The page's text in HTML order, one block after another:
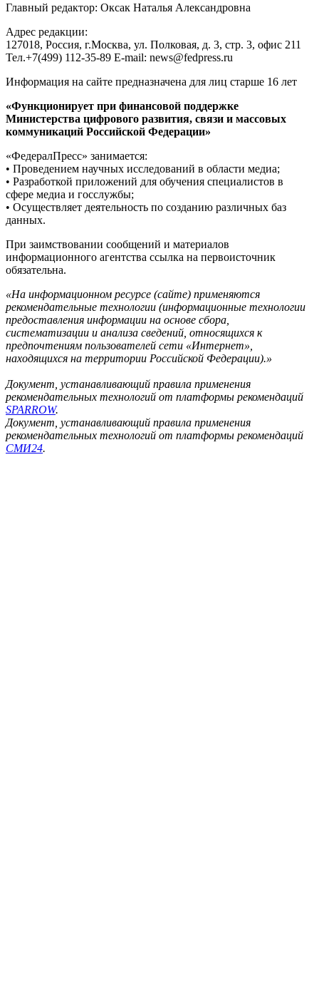
Главный редактор: Оксак Наталья Александровна
Адрес редакции:
127018, Россия, г.Москва, ул. Полковая, д. 3, стр. 3, офис 211
Тел.+7(499) 112-35-89 E-mail: news@fedpress.ru
Информация на сайте предназначена для лиц старше 16 лет
«Функционирует при финансовой поддержке
Министерства цифрового развития, связи и массовых
коммуникаций Российской Федерации»
«ФедералПресс» занимается:
• Проведением научных исследований в области медиа;
• Разработкой приложений для обучения специалистов в
сфере медиа и госслужбы;
• Осуществляет деятельность по созданию различных баз
данных.
При заимствовании сообщений и материалов
информационного агентства ссылка на первоисточник
обязательна.
«На информационном ресурсе (сайте) применяются
рекомендательные технологии (информационные технологии
предоставления информации на основе сбора,
систематизации и анализа сведений, относящихся к
предпочтениям пользователей сети «Интернет»,
находящихся на территории Российской Федерации).»
Документ, устанавливающий правила применения
рекомендательных технологий от платформы рекомендаций
SPARROW.
Документ, устанавливающий правила применения
рекомендательных технологий от платформы рекомендаций
СМИ24.